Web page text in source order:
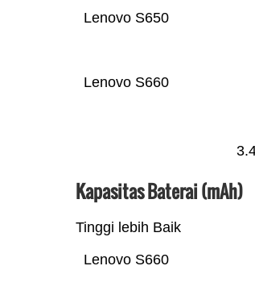
Lenovo S660
Lenovo S650
Kapasitas Baterai (mAh)
Tinggi lebih Baik
Lenovo S660